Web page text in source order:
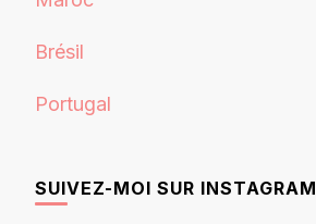
Brésil
Portugal
SUIVEZ-MOI SUR INSTAGRAM